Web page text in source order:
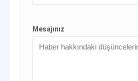
Mesajınız